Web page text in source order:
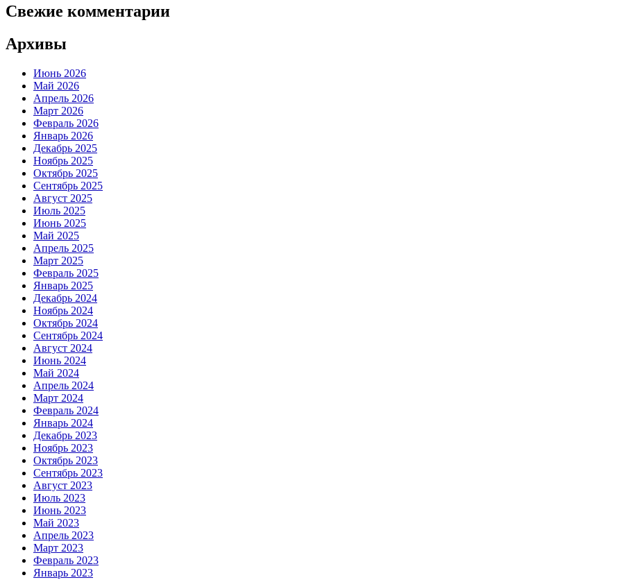
Свежие комментарии
Архивы
Июнь 2026
Май 2026
Апрель 2026
Март 2026
Февраль 2026
Январь 2026
Декабрь 2025
Ноябрь 2025
Октябрь 2025
Сентябрь 2025
Август 2025
Июль 2025
Июнь 2025
Май 2025
Апрель 2025
Март 2025
Февраль 2025
Январь 2025
Декабрь 2024
Ноябрь 2024
Октябрь 2024
Сентябрь 2024
Август 2024
Июнь 2024
Май 2024
Апрель 2024
Март 2024
Февраль 2024
Январь 2024
Декабрь 2023
Ноябрь 2023
Октябрь 2023
Сентябрь 2023
Август 2023
Июль 2023
Июнь 2023
Май 2023
Апрель 2023
Март 2023
Февраль 2023
Январь 2023